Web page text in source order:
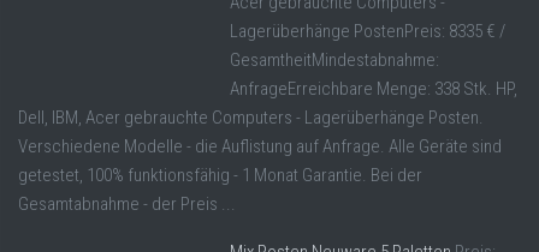
Lagerüberhänge PostenPreis: 8335 € /
GesamtheitMindestabnahme:
AnfrageErreichbare Menge: 338 Stk. HP,
Dell, IBM, Acer gebrauchte Computers - Lagerüberhänge Posten.
Verschiedene Modelle - die Auflistung auf Anfrage. Alle Geräte sind
getestet, 100% funktionsfähig - 1 Monat Garantie. Bei der
Gesamtabnahme - der Preis ...